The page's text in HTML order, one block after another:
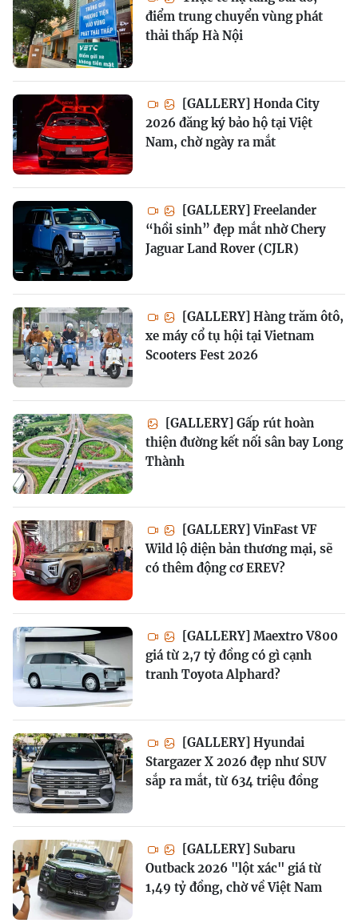
điểm trung chuyển vùng phát
thải thấp Hà Nội
[GALLERY] Honda City
2026 đăng ký bảo hộ tại Việt
Nam, chờ ngày ra mắt
[GALLERY] Freelander
“hồi sinh” đẹp mắt nhờ Chery
Jaguar Land Rover (CJLR)
[GALLERY] Hàng trăm ôtô,
xe máy cổ tụ hội tại Vietnam
Scooters Fest 2026
[GALLERY] Gấp rút hoàn
thiện đường kết nối sân bay Long
Thành
[GALLERY] VinFast VF
Wild lộ diện bản thương mại, sẽ
có thêm động cơ EREV?
[GALLERY] Maextro V800
giá từ 2,7 tỷ đồng có gì cạnh
tranh Toyota Alphard?
[GALLERY] Hyundai
Stargazer X 2026 đẹp như SUV
sắp ra mắt, từ 634 triệu đồng
[GALLERY] Subaru
Outback 2026 "lột xác" giá từ
1,49 tỷ đồng, chờ về Việt Nam